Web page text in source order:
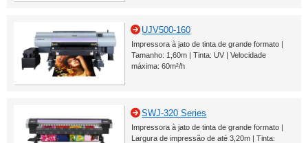
UJV500-160
Impressora à jato de tinta de grande formato |
Tamanho: 1,60m | Tinta: UV | Velocidade
máxima: 60m²/h
SWJ-320 Series
Impressora à jato de tinta de grande formato |
Largura de impressão de até 3,20m | Tinta: